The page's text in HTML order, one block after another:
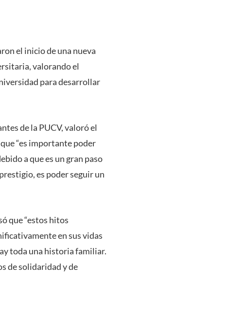
el inicio de una nueva
valorando el
para desarrollar
de la PUCV, valoró el
“es importante poder
a que es un gran paso
es poder seguir un
que “estos hitos
en sus vidas
toda una historia familiar.
de solidaridad y de